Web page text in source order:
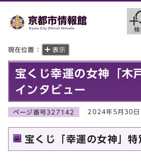
現在位置： 表示
宝くじ幸運の女神「木
インタビュー
ページ番号327142 2024年5月30日
宝くじ「幸運の女神」特